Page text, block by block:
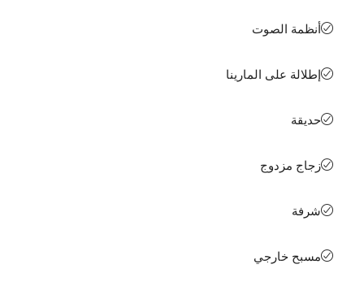
أنظمة الصوت
إطلالة على المارينا
حديقة
زجاج مزدوج
شرفة
مسبح خارجي